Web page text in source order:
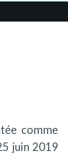
comme
juin 2019